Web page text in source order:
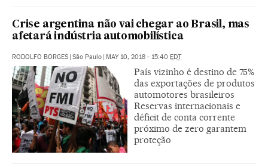
Crise argentina não vai chegar ao Brasil, mas
afetará indústria automobilística
RODOLFO BORGES São Paulo MAY 10, 2018 - 15:40 EDT
País vizinho é destino de 75%
das exportações de produtos
automotores brasileiros
Reservas internacionais e
déficit de conta corrente
próximo de zero garantem
proteção